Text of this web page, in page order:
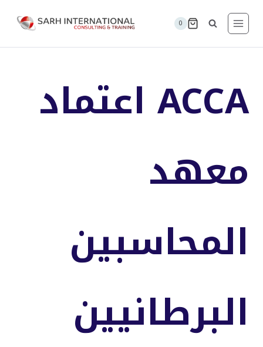
إلى
المحتوى 0
ACCA اعتماد
معهد
المحاسبين
البرطانيين